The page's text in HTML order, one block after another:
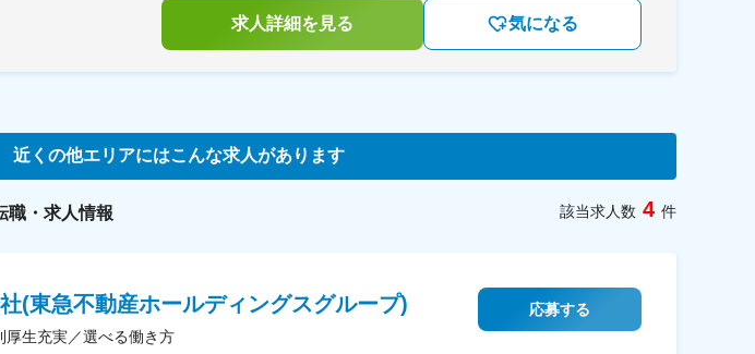
求人詳細を見る 気になる
近くの他エリアにはこんな求人があります
職・求人情報 該当求人数 4 件
(東急不動産ホールディングスグループ)
厚生充実／選べる働き方
応募する